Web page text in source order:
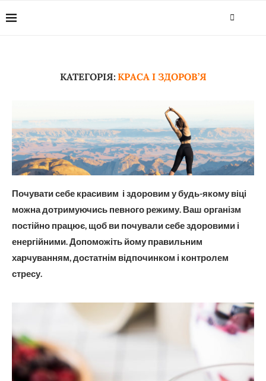
КАТЕГОРІЯ: КРАСА І ЗДОРОВ’Я
Почувати себе красивим і здоровим у будь-якому віці
можна дотримуючись певного режиму. Ваш організм
постійно працює, щоб ви почували себе здоровими і
енергійними. Допоможіть йому правильним
харчуванням, достатнім відпочинком і контролем
стресу.